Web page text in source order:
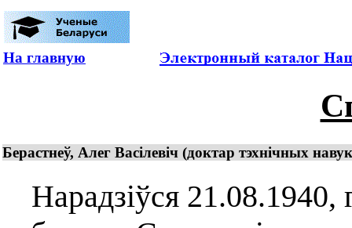
На главную
Берастнеў, Алег Васілевіч (доктар тэхнічных
Нарадзіўся 21.08.1940,